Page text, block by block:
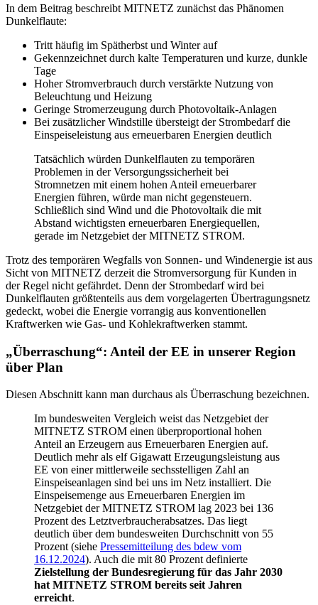
In dem Beitrag beschreibt MITNETZ zunächst das Phänomen
Dunkelflaute:
Tritt häufig im Spätherbst und Winter auf
Gekennzeichnet durch kalte Temperaturen und kurze, dunkle
Tage
Hoher Stromverbrauch durch verstärkte Nutzung von
Beleuchtung und Heizung
Geringe Stromerzeugung durch Photovoltaik-Anlagen
Bei zusätzlicher Windstille übersteigt der Strombedarf die
Einspeiseleistung aus erneuerbaren Energien deutlich
Tatsächlich würden Dunkelflauten zu temporären
Problemen in der Versorgungssicherheit bei
Stromnetzen mit einem hohen Anteil erneuerbarer
Energien führen, würde man nicht gegensteuern.
Schließlich sind Wind und die Photovoltaik die mit
Abstand wichtigsten erneuerbaren Energiequellen,
gerade im Netzgebiet der MITNETZ STROM.
Trotz des temporären Wegfalls von Sonnen- und Windenergie ist aus
Sicht von MITNETZ derzeit die Stromversorgung für Kunden in
der Regel nicht gefährdet. Denn der Strombedarf wird bei
Dunkelflauten größtenteils aus dem vorgelagerten Übertragungsnetz
gedeckt, wobei die Energie vorrangig aus konventionellen
Kraftwerken wie Gas- und Kohlekraftwerken stammt.
„Überraschung“: Anteil der EE in unserer Region
über Plan
Diesen Abschnitt kann man durchaus als Überraschung bezeichnen.
Im bundesweiten Vergleich weist das Netzgebiet der
MITNETZ STROM einen überproportional hohen
Anteil an Erzeugern aus Erneuerbaren Energien auf.
Deutlich mehr als elf Gigawatt Erzeugungsleistung aus
EE von einer mittlerweile sechsstelligen Zahl an
Einspeiseanlagen sind bei uns im Netz installiert. Die
Einspeisemenge aus Erneuerbaren Energien im
Netzgebiet der MITNETZ STROM lag 2023 bei 136
Prozent des Letztverbraucherabsatzes. Das liegt
deutlich über dem bundesweiten Durchschnitt von 55
Prozent (siehe Pressemitteilung des bdew vom
16.12.2024). Auch die mit 80 Prozent definierte
Zielstellung der Bundesregierung für das Jahr 2030
hat MITNETZ STROM bereits seit Jahren
erreicht.